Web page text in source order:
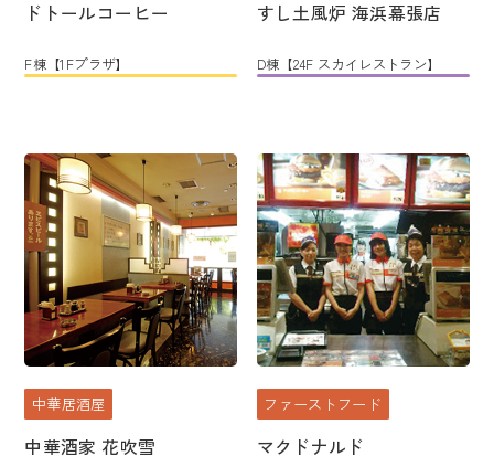
ドトールコーヒー
F棟【1Fプラザ】
すし土風炉 海浜幕張店
D棟【24F スカイレストラン】
中華居酒屋
中華酒家 花吹雪
ファーストフード
マクドナルド